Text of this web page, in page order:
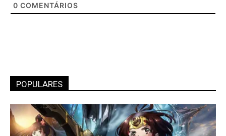
0 COMENTÁRIOS
POPULARES